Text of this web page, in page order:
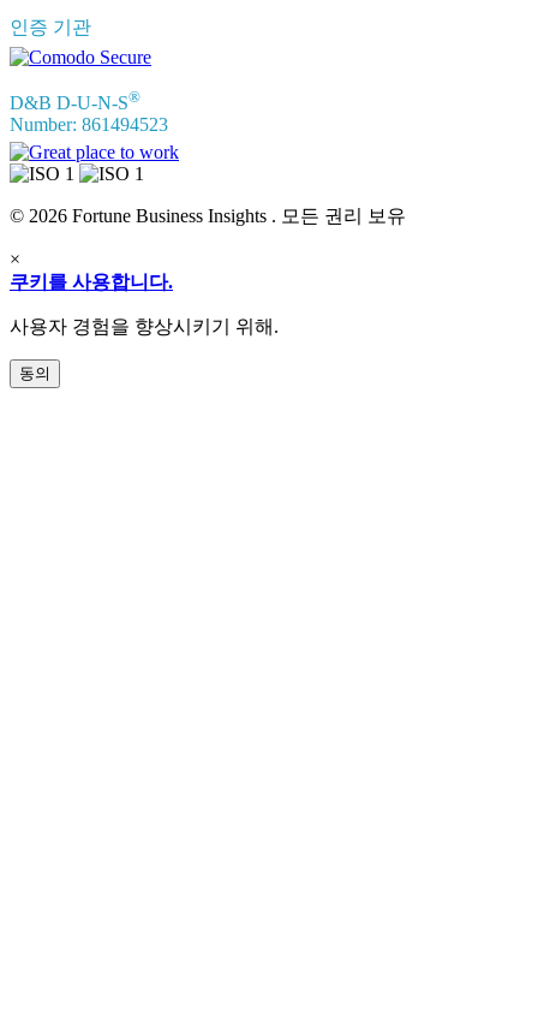
인증 기관
D&B D-U-N-S®
Number: 861494523
© 2026 Fortune Business Insights . 모든 권리 보유
×
쿠키를 사용합니다.
사용자 경험을 향상시키기 위해.
동의